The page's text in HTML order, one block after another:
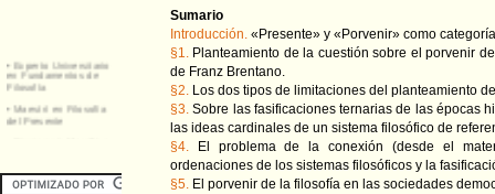
Sumario
Introducción. «Presente» y «Porvenir» como
§1. Planteamiento de la cuestión sobre el porvenir
de Franz Brentano.
§2. Los dos tipos de limitaciones del planteamiento
§3. Sobre las fasificaciones ternarias de las épocas
las ideas cardinales de un sistema filosófico de
§4. El problema de la conexión (desde el
ordenaciones de los sistemas filosóficos y la
§5. El porvenir de la filosofía en las sociedades